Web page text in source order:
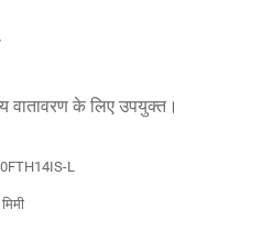
वातावरण के लिए उपयुक्त।
L